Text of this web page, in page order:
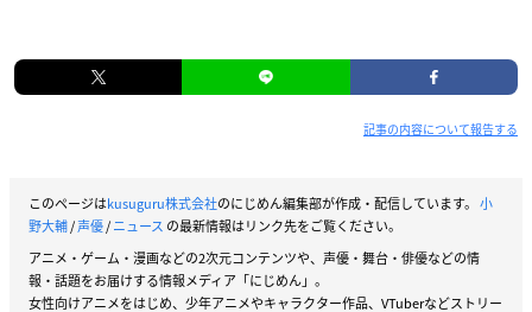
記事の内容について報告する
このページはkusuguru株式会社のにじめん編集部が作成・配信しています。 小
野大輔/声優/ニュース の最新情報はリンク先をご覧ください。
アニメ・ゲーム・漫画などの2次元コンテンツや、声優・舞台・俳優などの情
報・話題をお届けする情報メディア「にじめん」。
女性向けアニメをはじめ、少年アニメやキャラクター作品、VTuberなどストリー